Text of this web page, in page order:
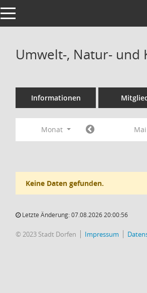
Toggle navigation
Umwelt-, Natur- und
Informationen
Monat Mai
Keine Daten gefunden.
Letzte Änderung: 07.08.2026 20:00:56
© 2023 Stadt Dorfen Impressum